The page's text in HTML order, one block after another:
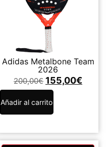
Adidas Metalbone Team
2026
200,00€ 155,00€
Añadir al carrito